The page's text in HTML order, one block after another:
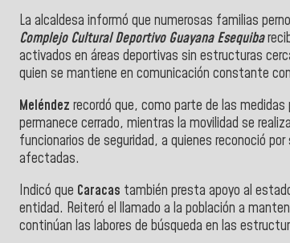
La alcaldesa informó que numerosas familias
Complejo Cultural Deportivo Guayana Esequiba
activados en áreas deportivas sin estructuras
quien se mantiene en comunicación constante
Meléndez recordó que, como parte de las
permanece cerrado, mientras la movilidad se
funcionarios de seguridad, a quienes reconoció
afectadas.
Indicó que Caracas también presta apoyo al
entidad. Reiteró el llamado a la población a
continúan las labores de búsqueda en las